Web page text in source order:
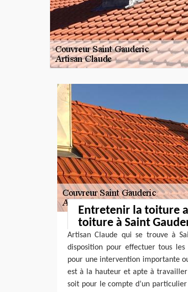
Entretenir la toiture
toiture à Saint
Artisan Claude qui se trouve à
disposition pour effectuer tous
pour une intervention importante
est à la hauteur et apte à
soit pour le compte d’un